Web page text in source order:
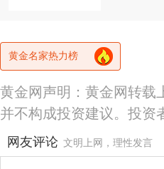
黄金名家热力榜
黄金网声明：黄金网转载
并不构成投资建议。投资
网友评论 文明上网，理性发言